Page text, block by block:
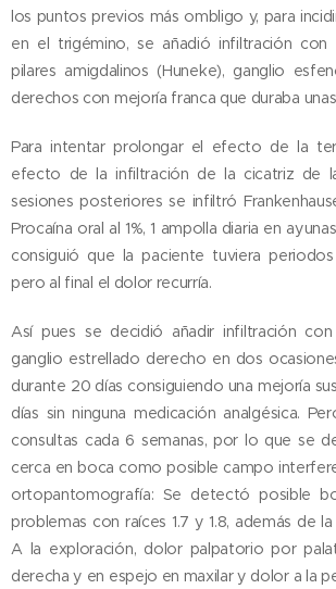
los puntos previos más ombligo y, para
en el trigémino, se añadió infiltración
pilares amigdalinos (Huneke), ganglio
derechos con mejoría franca que duraba
Para intentar prolongar el efecto de la
efecto de la infiltración de la cicatriz de
sesiones posteriores se infiltró
Procaína oral al 1%, 1 ampolla diaria en
consiguió que la paciente tuviera
pero al final el dolor recurría.
Así pues se decidió añadir infiltración con
ganglio estrellado derecho en dos
durante 20 días consiguiendo una mejoría
días sin ninguna medicación analgésica.
consultas cada 6 semanas, por lo que se
cerca en boca como posible campo
ortopantomografía: Se detectó posible
problemas con raíces 1.7 y 1.8, además de
A la exploración, dolor palpatorio por
derecha y en espejo en maxilar y dolor a la